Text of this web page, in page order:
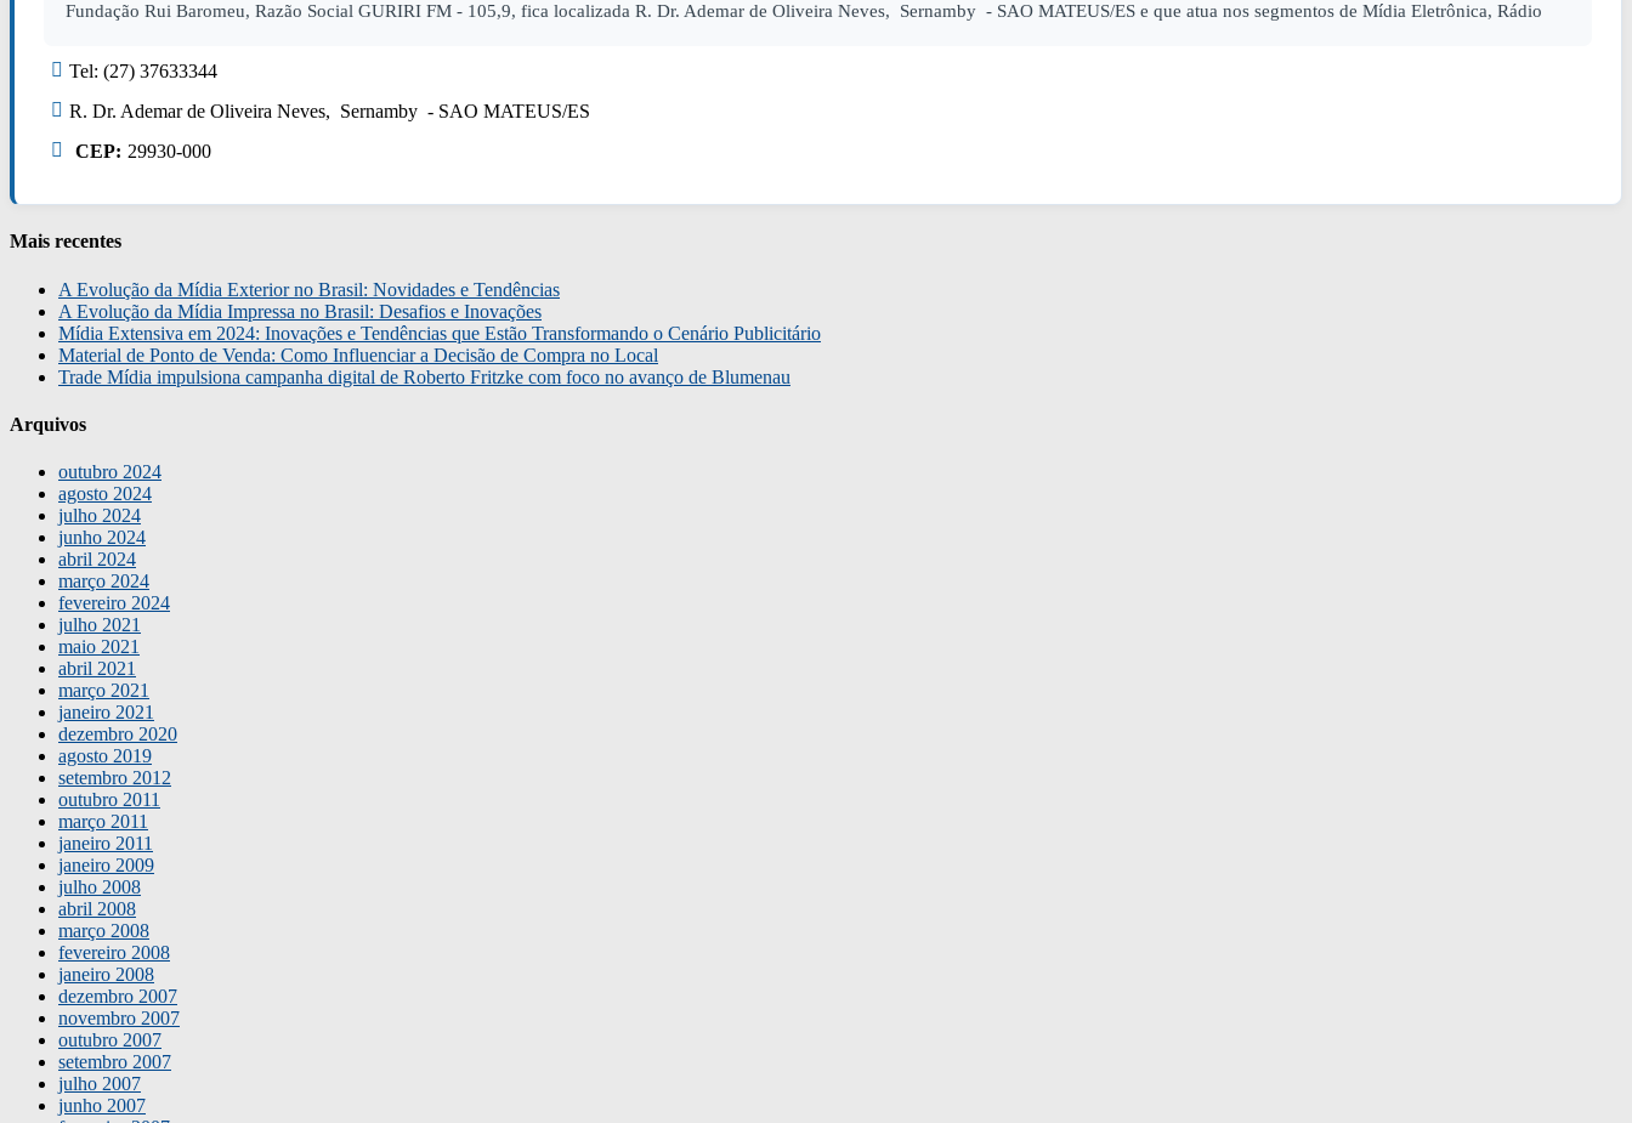
Fundação Rui Baromeu, Razão Social GURIRI FM - 105,9, fica localizada R. Dr. Ademar de Oliveira Neves, Sernamby - SAO MATEUS/ES e que atua nos segmentos de Mídia Eletrônica, Rádio
Tel: (27) 37633344
R. Dr. Ademar de Oliveira Neves, Sernamby - SAO MATEUS/ES
CEP: 29930-000
Mais recentes
A Evolução da Mídia Exterior no Brasil: Novidades e Tendências
A Evolução da Mídia Impressa no Brasil: Desafios e Inovações
Mídia Extensiva em 2024: Inovações e Tendências que Estão Transformando o Cenário Publicitário
Material de Ponto de Venda: Como Influenciar a Decisão de Compra no Local
Trade Mídia impulsiona campanha digital de Roberto Fritzke com foco no avanço de Blumenau
Arquivos
outubro 2024
agosto 2024
julho 2024
junho 2024
abril 2024
março 2024
fevereiro 2024
julho 2021
maio 2021
abril 2021
março 2021
janeiro 2021
dezembro 2020
agosto 2019
setembro 2012
outubro 2011
março 2011
janeiro 2011
janeiro 2009
julho 2008
abril 2008
março 2008
fevereiro 2008
janeiro 2008
dezembro 2007
novembro 2007
outubro 2007
setembro 2007
julho 2007
junho 2007